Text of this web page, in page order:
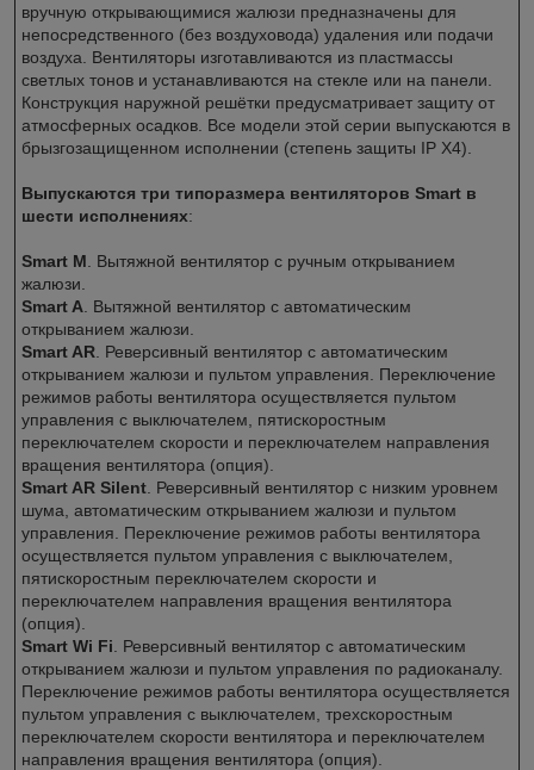
вручную открывающимися жалюзи предназначены для
непосредственного (без воздуховода) удаления или подачи
воздуха. Вентиляторы изготавливаются из пластмассы
светлых тонов и устанавливаются на стекле или на панели.
Конструкция наружной решётки предусматривает защиту от
атмосферных осадков. Все модели этой серии выпускаются в
брызгозащищенном исполнении (степень защиты IP X4).
Выпускаются три типоразмера вентиляторов Smart в
шести исполнениях:
Smart М . Вытяжной вентилятор с ручным открыванием
жалюзи.
Smart A . Вытяжной вентилятор с автоматическим
открыванием жалюзи.
Smart AR . Реверсивный вентилятор с автоматическим
открыванием жалюзи и пультом управления. Переключение
режимов работы вентилятора осуществляется пультом
управления с выключателем, пятискоростным
переключателем скорости и переключателем направления
вращения вентилятора (опция).
Smart AR Silent . Реверсивный вентилятор с низким уровнем
шума, автоматическим открыванием жалюзи и пультом
управления. Переключение режимов работы вентилятора
осуществляется пультом управления с выключателем,
пятискоростным переключателем скорости и
переключателем направления вращения вентилятора
(опция).
Smart Wi Fi . Реверсивный вентилятор с автоматическим
открыванием жалюзи и пультом управления по радиоканалу.
Переключение режимов работы вентилятора осуществляется
пультом управления с выключателем, трехскоростным
переключателем скорости вентилятора и переключателем
направления вращения вентилятора (опция).